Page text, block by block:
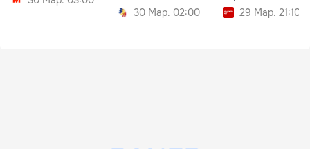
30 Мар. 02:00
29 Мар. 21:10